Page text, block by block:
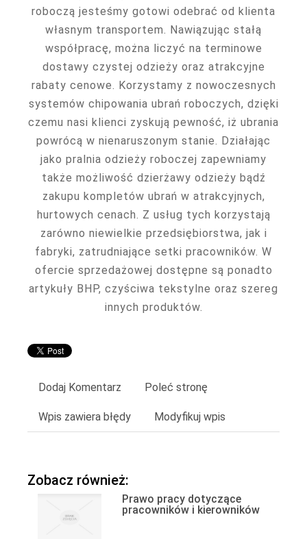
roboczą jesteśmy gotowi odebrać od klienta
własnym transportem. Nawiązując stałą
współpracę, można liczyć na terminowe
dostawy czystej odzieży oraz atrakcyjne
rabaty cenowe. Korzystamy z nowoczesnych
systemów chipowania ubrań roboczych, dzięki
czemu nasi klienci zyskują pewność, iż ubrania
powrócą w nienaruszonym stanie. Działając
jako pralnia odzieży roboczej zapewniamy
także możliwość dzierżawy odzieży bądź
zakupu kompletów ubrań w atrakcyjnych,
hurtowych cenach. Z usług tych korzystają
zarówno niewielkie przedsiębiorstwa, jak i
fabryki, zatrudniające setki pracowników. W
ofercie sprzedażowej dostępne są ponadto
artykuły BHP, czyściwa tekstylne oraz szereg
innych produktów.
Dodaj Komentarz Poleć stronę
Wpis zawiera błędy Modyfikuj wpis
Zobacz również:
Prawo pracy dotyczące
pracowników i kierowników